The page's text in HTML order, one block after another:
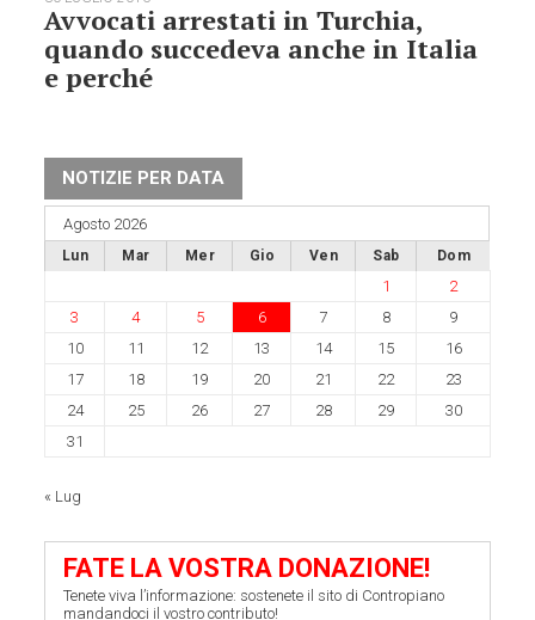
Avvocati arrestati in Turchia,
quando succedeva anche in Italia
e perché
NOTIZIE PER DATA
Agosto 2026
Lun Mar Mer Gio Ven Sab Dom
1
2
3
4 5 6 7 8
9
10
11 12 13 14 15
16
17
18 19 20 21 22
23
24
25 26 27 28 29
30
31
« Lug
FATE LA VOSTRA DONAZIONE!
Tenete viva l’informazione: sostenete il sito di Contropiano
mandandoci il vostro contributo!